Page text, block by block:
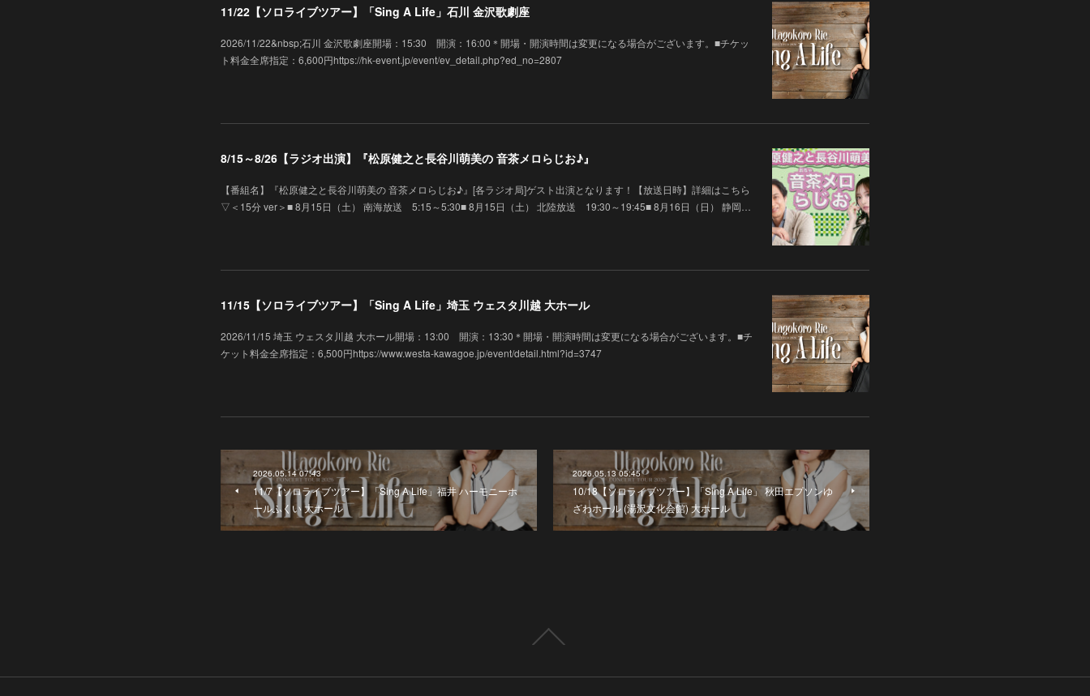
11/22【ソロライブツアー】「Sing A Life」石川 金沢歌劇座
2026/11/22&nbsp;石川 金沢歌劇座開場：15:30 開演：16:00＊開場・開演時間は変更になる場合がございます。■チケッ
ト料金全席指定：6,600円https://hk-event.jp/event/ev_detail.php?ed_no=2807
8/15～8/26【ラジオ出演】『松原健之と長谷川萌美の 音茶メロらじお♪』
【番組名】『松原健之と長谷川萌美の 音茶メロらじお♪』[各ラジオ局]ゲスト出演となります！【放送日時】詳細はこちら
▽＜15分 ver＞■ 8月15日（土） 南海放送 5:15～5:30■ 8月15日（土） 北陸放送 19:30～19:45■ 8月16日（日） 静岡…
11/15【ソロライブツアー】「Sing A Life」埼玉 ウェスタ川越 大ホール
2026/11/15 埼玉 ウェスタ川越 大ホール開場：13:00 開演：13:30＊開場・開演時間は変更になる場合がございます。■チ
ケット料金全席指定：6,500円https://www.westa-kawagoe.jp/event/detail.html?id=3747
2026.05.14 07:43
11/7【ソロライブツアー】「Sing A Life」福井 ハーモニーホ
ールふくい 大ホール
2026.05.13 05:45
10/18【ソロライブツアー】「Sing A Life」 秋田エプソンゆ
ざわホール (湯沢文化会館) 大ホール